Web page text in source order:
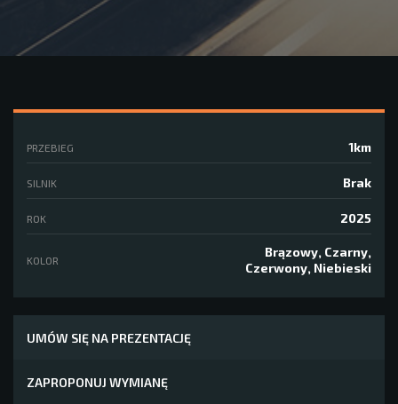
PRZEBIEG 1km
SILNIK Brak
ROK 2025
KOLOR
Brązowy, Czarny,
Czerwony, Niebieski
UMÓW SIĘ NA PREZENTACJĘ
ZAPROPONUJ WYMIANĘ